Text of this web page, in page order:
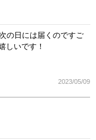
の日には届くのですご
しいです！
2023/05/09